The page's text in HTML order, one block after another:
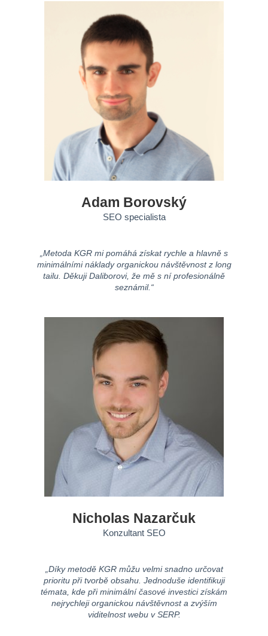
Adam Borovský
SEO specialista
„Metoda KGR mi pomáhá získat rychle a hlavně s
minimálními náklady organickou návštěvnost z long
tailu. Děkuji Daliborovi, že mě s ní profesionálně
seznámil.“
Nicholas Nazarčuk
Konzultant SEO
„Díky metodě KGR můžu velmi snadno určovat
prioritu při tvorbě obsahu. Jednoduše identifikuji
témata, kde při minimální časové investici získám
nejrychleji organickou návštěvnost a zvýším
viditelnost webu v SERP.